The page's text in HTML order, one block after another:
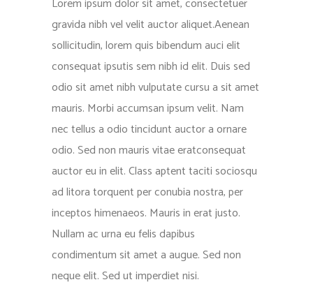
Lorem ipsum dolor sit amet, consectetuer
gravida nibh vel velit auctor aliquet.Aenean
sollicitudin, lorem quis bibendum auci elit
consequat ipsutis sem nibh id elit. Duis sed
odio sit amet nibh vulputate cursu a sit amet
mauris. Morbi accumsan ipsum velit. Nam
nec tellus a odio tincidunt auctor a ornare
odio. Sed non mauris vitae eratconsequat
auctor eu in elit. Class aptent taciti sociosqu
ad litora torquent per conubia nostra, per
inceptos himenaeos. Mauris in erat justo.
Nullam ac urna eu felis dapibus
condimentum sit amet a augue. Sed non
neque elit. Sed ut imperdiet nisi.